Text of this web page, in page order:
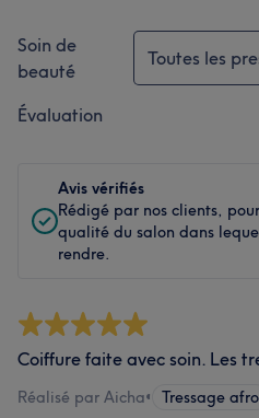
Soin de
beauté
Toutes les
Évaluation
Avis vérifiés
Rédigé par nos clients,
qualité du salon dans
rendre.
Coiffure faite avec soin. Les
Réalisé par Aicha• Tressage afro